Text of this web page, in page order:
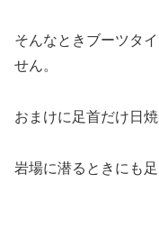
そんなときブーツタ
せん。
おまけに足首だけ日
岩場に潜るときにも